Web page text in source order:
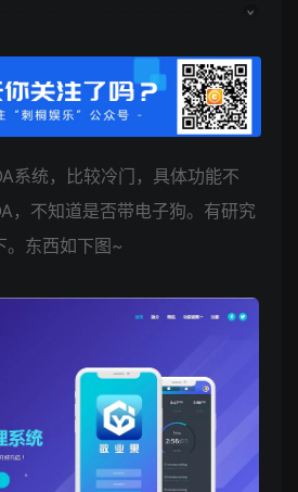
系统，比较冷门，具体功能不
，不知道是否带电子狗。有研究
。东西如下图~